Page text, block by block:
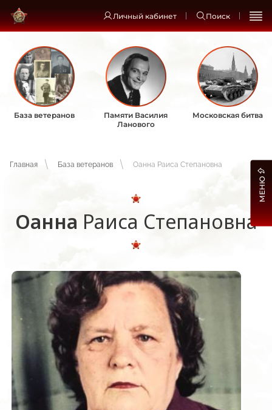
Личный кабинет Поиск
База ветеранов
Памяти Василия
Ланового
Московская битва
Главная База ветеранов Оанна Раиса Степановна
Оанна Раиса Степановна
МЕНЮ